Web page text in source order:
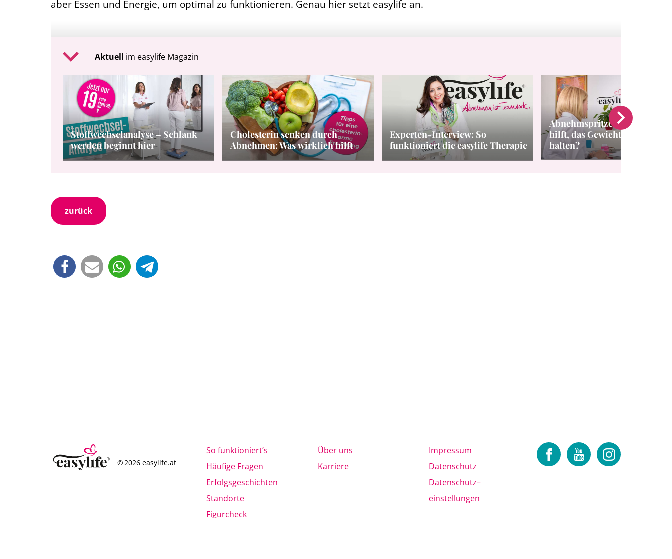
aber Essen und Energie, um optimal zu funktionieren. Genau hier setzt easylife an.
Aktuell im easylife Magazin
Stoffwechselanalyse – Schlank
werden beginnt hier
Cholesterin senken durch
Abnehmen: Was wirklich hilft
Experten-Interview: So
funktioniert die easylife Therapie
Abnehmspritze absetzen: Was
hilft, das Gewicht danach zu
halten?
zurück
© 2026 easylife.at
So funktioniert’s
Häufige Fragen
Erfolgsgeschichten
Standorte
Figurcheck
Über uns
Karriere
Impressum
Datenschutz
Datenschutz–
einstellungen